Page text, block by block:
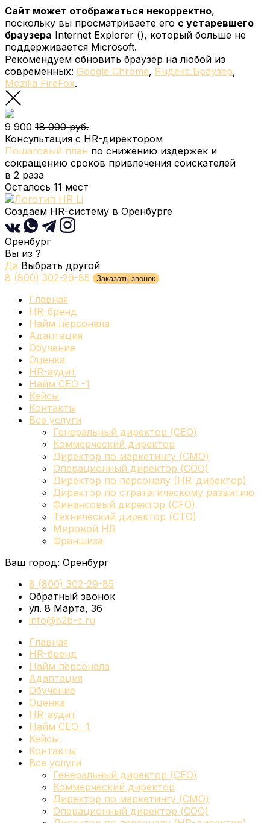
Сайт может отображаться некорректно,
поскольку вы просматриваете его с устаревшего
браузера Internet Explorer (), который больше не
поддерживается Microsoft.
Рекомендуем обновить браузер на любой из
современных: Google Chrome, Яндекс.Браузер,
Mozilla FireFox.
9 900 18 000 руб.
Консультация с HR-директором
Пошаговый план по снижению издержек и
сокращению сроков привлечения соискателей
в 2 раза
Осталось 11 мест
Создаем HR-систему в Оренбурге
Оренбург
Вы из ?
Да Выбрать другой
8 (800) 302-29-85
Заказать звонок
Главная
HR-бренд
Найм персонала
Адаптация
Обучение
Оценка
HR-аудит
Найм СЕО -1
Кейсы
Контакты
Все услуги
Генеральный директор (CEO)
Коммерческий директор
Директор по маркетингу (CMO)
Операционный директор (COO)
Директор по персоналу (HR-директор)
Директор по стратегическому развитию
Финансовый директор (CFO)
Технический директор (CTO)
Мировой HR
Франшиза
Ваш город: Оренбург
8 (800) 302-29-85
Обратный звонок
ул. 8 Марта, 36
info@b2b-c.ru
Главная
HR-бренд
Найм персонала
Адаптация
Обучение
Оценка
HR-аудит
Найм СЕО -1
Кейсы
Контакты
Все услуги
Генеральный директор (CEO)
Коммерческий директор
Директор по маркетингу (CMO)
Операционный директор (COO)